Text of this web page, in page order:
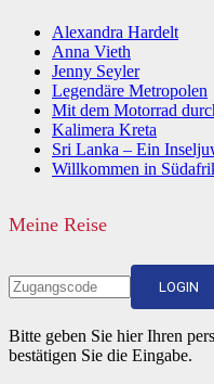
Alexandra Hardelt
Anna Vieth
Jenny Seyler
Legendäre Metropolen
Mit dem Motorrad
Kalimera Kreta
Sri Lanka – Ein
Willkommen in
Meine Reise
LOGIN
Bitte geben Sie hier Ihren
bestätigen Sie die Eingabe.